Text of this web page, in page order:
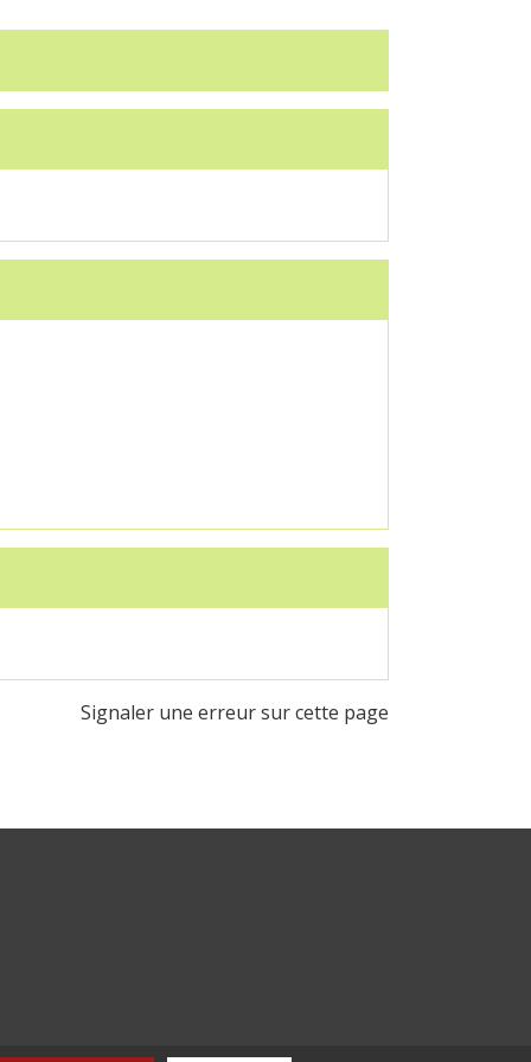
Signaler une erreur sur cette page